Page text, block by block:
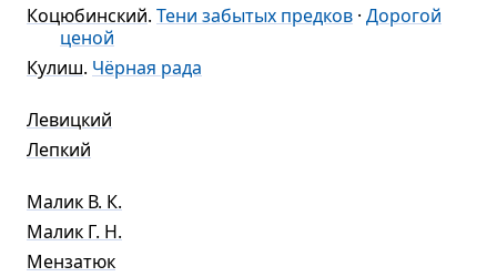
Коцюбинский. Тени забытых предков · Дорогой
ценой
Кулиш. Чёрная рада
Левицкий
Лепкий
Малик В. К.
Малик Г. Н.
Мензатюк